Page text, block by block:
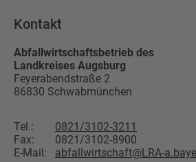
Kontakt
Abfallwirtschaftsbetrieb des
Landkreises Augsburg
Feyerabendstraße 2
86830 Schwabmünchen
Tel.:
0821/3102-3211
Fax:
0821/3102-8900
E-Mail:
abfallwirtschaft@LRA-